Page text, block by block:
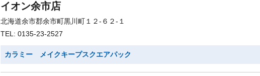
イオン余市店
北海道余市郡余市町黒川町１２-６２-１
TEL: 0135-23-2527
カラミー メイクキープスクエアパック